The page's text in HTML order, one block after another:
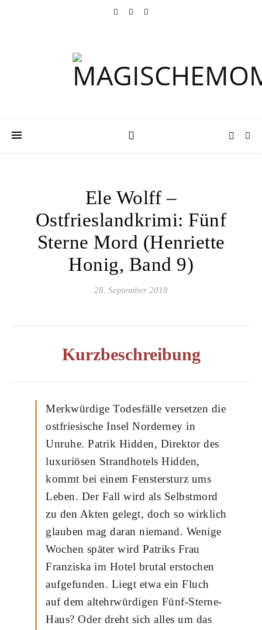
Ele Wolff –
Ostfrieslandkrimi: Fünf
Sterne Mord (Henriette
Honig, Band 9)
28. September 2018
Kurzbeschreibung
Merkwürdige Todesfälle versetzen die
ostfriesische Insel Norderney in
Unruhe. Patrik Hidden, Direktor des
luxuriösen Strandhotels Hidden,
kommt bei einem Fenstersturz ums
Leben. Der Fall wird als Selbstmord
zu den Akten gelegt, doch so wirklich
glauben mag daran niemand. Wenige
Wochen später wird Patriks Frau
Franziska im Hotel brutal erstochen
aufgefunden. Liegt etwa ein Fluch
auf dem altehrwürdigen Fünf-Sterne-
Haus? Oder dreht sich alles um das